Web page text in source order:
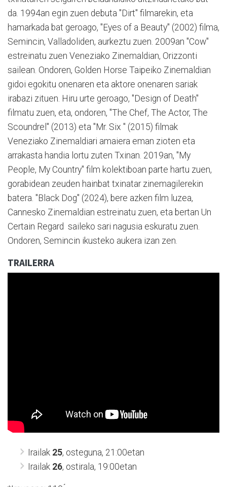
da. 1994an egin zuen debuta "Dirt" filmarekin, eta
hamarkada bat geroago, "Eyes of a Beauty" (2002) filma,
Semincin, Valladoliden, aurkeztu zuen. 2009an "Cow"
estreinatu zuen Veneziako Zinemaldian, Orizzonti
sailean. Ondoren, Golden Horse Taipeiko Zinemaldian
gidoi egokitu onenaren eta aktore onenaren sariak
irabazi zituen. Hiru urte geroago, "Design of Death"
filmatu zuen, eta, ondoren, "The Chef, The Actor, The
Scoundrel" (2013) eta "Mr. Six " (2015) filmak
Veneziako Zinemaldiari amaiera eman zioten eta
arrakasta handia lortu zuten Txinan. 2019an, "My
People, My Country" film kolektiboan parte hartu zuen,
gorabidean zeuden hainbat txinatar zinemagilerekin
batera. "Black Dog" (2024), bere azken film luzea,
Cannesko Zinemaldian estreinatu zuen, eta bertan Un
Certain Regard saileko sari nagusia eskuratu zuen.
Ondoren, Semincin ikusteko aukera izan zen.
TRAILERRA
Irailak 25, osteguna, 21:00etan
Irailak 26, ostirala, 19:00etan